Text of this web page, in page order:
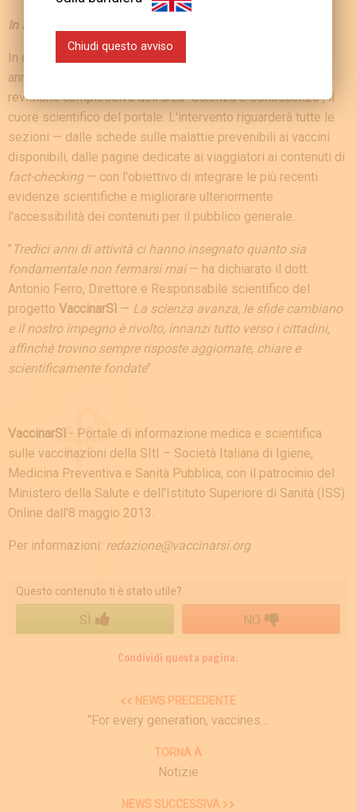
In arrivo: la revisione di "Scienza e Conoscenza".
In occasione di questo importante anniversario,
annuncia il prossimo avvio dell'aggiornamento e della
revisione complessiva dell'area “Scienza e Conoscenza”, il
cuore scientifico del portale. L'intervento riguarderà tutte le
sezioni — dalle schede sulle malattie prevenibili ai vaccini
disponibili, dalle pagine dedicate ai viaggiatori ai contenuti di
fact-checking— con l'obiettivo di integrare le più recenti
evidenze scientifiche e migliorare ulteriormente
l'accessibilità dei contenuti per il pubblico generale.
" Tredici anni di attività ci hanno insegnato quanto sia
fondamentale non fermarsi mai— ha dichiarato il dott.
Antonio Ferro, Direttore e Responsabile scientifico del
progetto VaccinarSì — La scienza avanza, le sfide cambiano
e il nostro impegno è rivolto, innanzi tutto verso i cittadini,
affinché trovino sempre risposte aggiornate, chiare e
scientificamente fondate".
VaccinarSì - Portale di informazione medica e scientifica
sulle vaccinazioni della SItI – Società Italiana di Igiene,
Medicina Preventiva e Sanità Pubblica, con il patrocinio del
Ministero della Salute e dell'Istituto Superiore di Sanità (ISS).
Online dall’8 maggio 2013.
Per informazioni: redazione@vaccinarsi.org
Questo contenuto ti è stato utile?
SÌ NO
Condividi questa pagina:
NEWS PRECEDENTE
“For every generation, vaccines…
TORNA A
Notizie
NEWS SUCCESSIVA
Chiudi questo avviso